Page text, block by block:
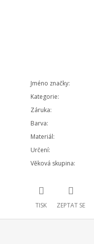
Jméno značky:
Kategorie:
Záruka:
Barva:
Materiál:
Určení:
Věková skupina:
TISK ZEPTAT SE